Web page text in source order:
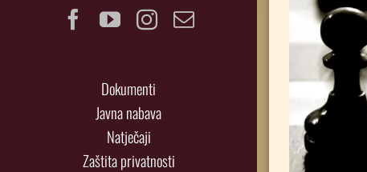
Facebook
YouTubeInstagram
Email
Dokumenti
Javna nabava
Natječaji
Zaštita privatnosti